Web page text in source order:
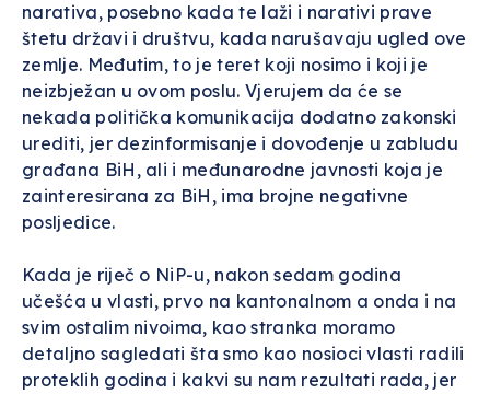
narativa, posebno kada te laži i narativi prave
štetu državi i društvu, kada narušavaju ugled ove
zemlje. Međutim, to je teret koji nosimo i koji je
neizbježan u ovom poslu. Vjerujem da će se
nekada politička komunikacija dodatno zakonski
urediti, jer dezinformisanje i dovođenje u zabludu
građana BiH, ali i međunarodne javnosti koja je
zainteresirana za BiH, ima brojne negativne
posljedice.
Kada je riječ o NiP-u, nakon sedam godina
učešća u vlasti, prvo na kantonalnom a onda i na
svim ostalim nivoima, kao stranka moramo
detaljno sagledati šta smo kao nosioci vlasti radili
proteklih godina i kakvi su nam rezultati rada, jer